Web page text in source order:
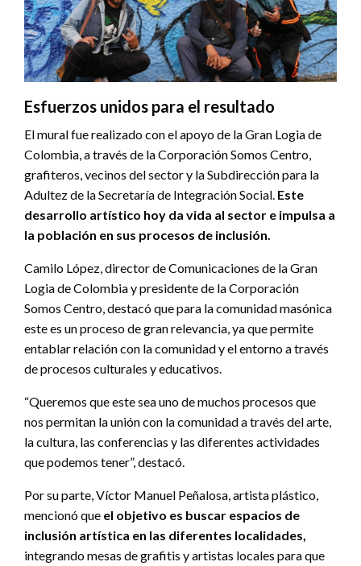
Esfuerzos unidos para el resultado
El mural fue realizado con el apoyo de la Gran Logia de
Colombia, a través de la Corporación Somos Centro,
grafiteros, vecinos del sector y la Subdirección para la
Adultez de la Secretaría de Integración Social. Este
desarrollo artístico hoy da vida al sector e impulsa a
la población en sus procesos de inclusión.
Camilo López, director de Comunicaciones de la Gran
Logia de Colombia y presidente de la Corporación
Somos Centro, destacó que para la comunidad masónica
este es un proceso de gran relevancia, ya que permite
entablar relación con la comunidad y el entorno a través
de procesos culturales y educativos.
“Queremos que este sea uno de muchos procesos que
nos permitan la unión con la comunidad a través del arte,
la cultura, las conferencias y las diferentes actividades
que podemos tener”, destacó.
Por su parte, Víctor Manuel Peñalosa, artista plástico,
mencionó que el objetivo es buscar espacios de
inclusión artística en las diferentes localidades,
integrando mesas de grafitis y artistas locales para que